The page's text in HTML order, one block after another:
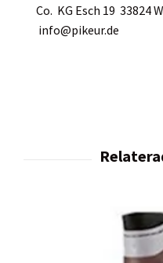
Co. KG Esch 19 33824
info@pikeur.de